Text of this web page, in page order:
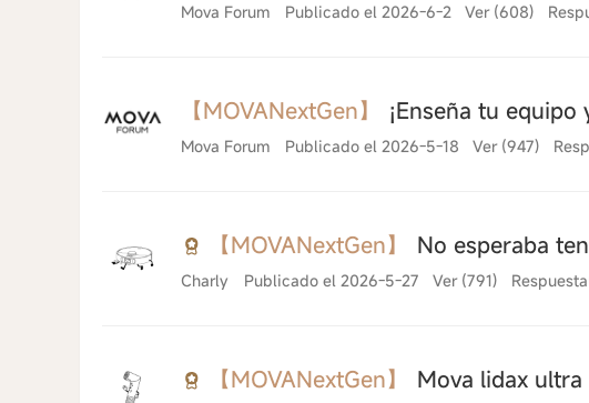
Mova Forum Publicado el 2026-6-2 Ver (608)
【MOVANextGen】 ¡Enseña tu
Mova Forum Publicado el 2026-5-18 Ver (947)
【MOVANextGen】 No esperaba
Charly Publicado el 2026-5-27 Ver (791)
【MOVANextGen】 Mova lidax